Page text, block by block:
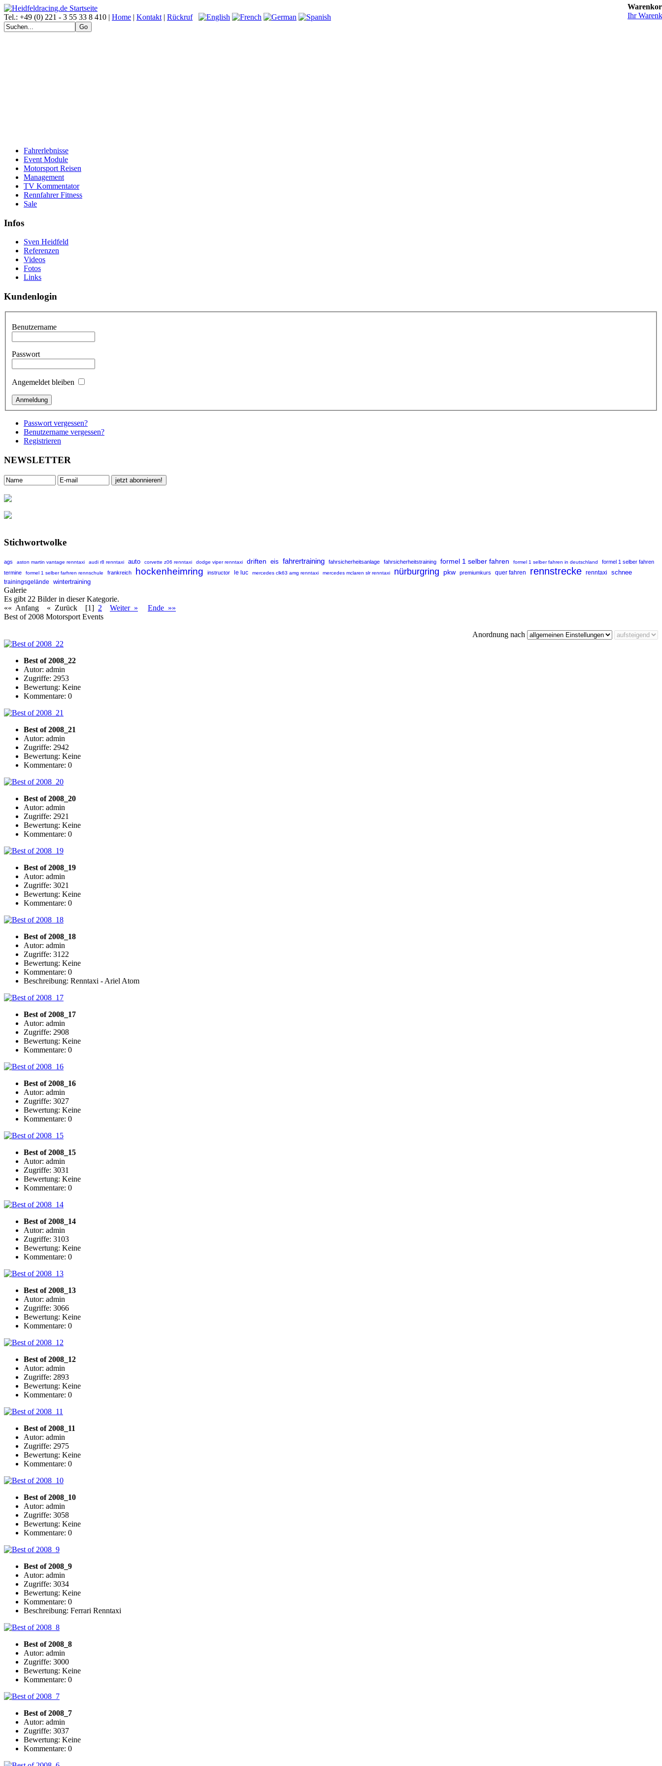
Tel.: +49 (0) 221 - 3 55 33 8 410 | Home | Kontakt | Rückruf
Fahrerlebnisse
Event Module
Motorsport Reisen
Management
TV Kommentator
Rennfahrer Fitness
Sale
Infos
Sven Heidfeld
Referenzen
Videos
Fotos
Links
Kundenlogin
Benutzername
Passwort
Angemeldet bleiben
Passwort vergessen?
Benutzername vergessen?
Registrieren
NEWSLETTER
Stichwortwolke
ags aston martin vantage renntaxi audi r8 renntaxi auto corvette z06 renntaxi dodge viper renntaxi driften eis fahrertraining fahrsicherheitsanlage fahrsicherheitstraining formel 1 selber fahren formel 1 selber fahren in deutschland
formel 1 selber fahren
termine
formel 1 selber farhren rennschule frankreich hockenheimring instructor le luc mercedes clk63 amg renntaxi mercedes mclaren slr renntaxi nürburgring pkw premiumkurs quer fahren rennstrecke renntaxi schnee
trainingsgelände wintertraining
Galerie
Es gibt 22 Bilder in dieser Kategorie.
«« Anfang
« Zurück [1] 2 Weiter »
Ende »»
Best of 2008 Motorsport Events
Anordnung nach
Best of 2008_22
Autor: admin
Zugriffe: 2953
Bewertung: Keine
Kommentare: 0
Best of 2008_21
Autor: admin
Zugriffe: 2942
Bewertung: Keine
Kommentare: 0
Best of 2008_20
Autor: admin
Zugriffe: 2921
Bewertung: Keine
Kommentare: 0
Best of 2008_19
Autor: admin
Zugriffe: 3021
Bewertung: Keine
Kommentare: 0
Best of 2008_18
Autor: admin
Zugriffe: 3122
Bewertung: Keine
Kommentare: 0
Beschreibung: Renntaxi - Ariel Atom
Best of 2008_17
Autor: admin
Zugriffe: 2908
Bewertung: Keine
Kommentare: 0
Best of 2008_16
Autor: admin
Zugriffe: 3027
Bewertung: Keine
Kommentare: 0
Best of 2008_15
Autor: admin
Zugriffe: 3031
Bewertung: Keine
Kommentare: 0
Best of 2008_14
Autor: admin
Zugriffe: 3103
Bewertung: Keine
Kommentare: 0
Best of 2008_13
Autor: admin
Zugriffe: 3066
Bewertung: Keine
Kommentare: 0
Best of 2008_12
Autor: admin
Zugriffe: 2893
Bewertung: Keine
Kommentare: 0
Best of 2008_11
Autor: admin
Zugriffe: 2975
Bewertung: Keine
Kommentare: 0
Best of 2008_10
Autor: admin
Zugriffe: 3058
Bewertung: Keine
Kommentare: 0
Best of 2008_9
Autor: admin
Zugriffe: 3034
Bewertung: Keine
Kommentare: 0
Beschreibung: Ferrari Renntaxi
Best of 2008_8
Autor: admin
Zugriffe: 3000
Bewertung: Keine
Kommentare: 0
Best of 2008_7
Autor: admin
Zugriffe: 3037
Bewertung: Keine
Kommentare: 0
Ihr